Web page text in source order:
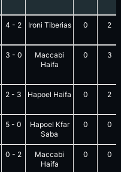
4 - 2 Ironi Tiberias 0 2
3 - 0
Maccabi
Haifa
0 3
2 - 3 Hapoel Haifa 0 2
5 - 0
Hapoel Kfar
Saba
0 0
0 - 2
Maccabi
Haifa
0 0